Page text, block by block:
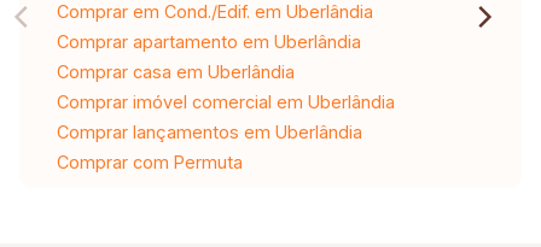
Comprar em Cond./Edif. em Uberlândia
Comprar apartamento em Uberlândia
Comprar casa em Uberlândia
Comprar imóvel comercial em Uberlândia
Comprar lançamentos em Uberlândia
Comprar com Permuta